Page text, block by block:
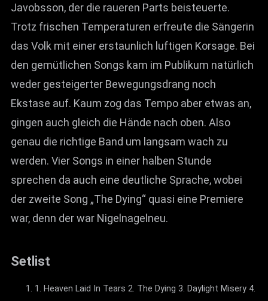
Javobsson, der die raueren Parts beisteuerte.
Trotz frischen Temperaturen erfreute die Sängerin
das Volk mit einer erstaunlich luftigen Korsage. Bei
den gemütlichen Songs kam im Publikum natürlich
weder gesteigerter Bewegungsdrang noch
Ekstase auf. Kaum zog das Tempo aber etwas an,
gingen auch gleich die Hände nach oben. Also
genau die richtige Band um langsam wach zu
werden. Vier Songs in einer halben Stunde
sprechen da auch eine deutliche Sprache, wobei
der zweite Song „The Dying“ quasi eine Premiere
war, denn der war Nigelnagelneu.
Setlist
1. Heaven Laid In Tears 2. The Dying 3. Daylight Misery 4.